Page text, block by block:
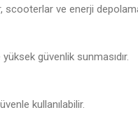
ve enerji
güvenlik sunmasıdır.
kullanılabilir.